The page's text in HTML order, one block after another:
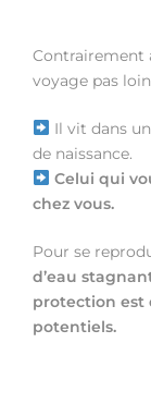
Contrairement
voyage pas
Il vit dans
de naissance.
Celui qui
chez vous.
Pour se
d’eau
protection est
potentiels.